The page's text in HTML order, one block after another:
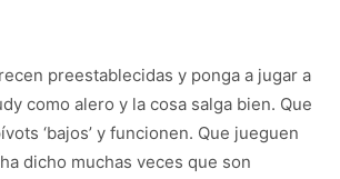
preestablecidas y ponga a jugar a
como alero y la cosa salga bien. Que
‘bajos’ y funcionen. Que jueguen
dicho muchas veces que son